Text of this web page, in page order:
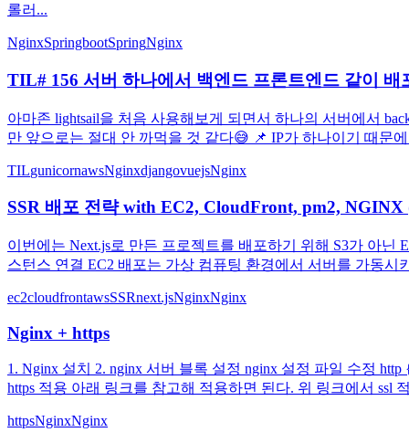
롤러...
NginxSpringbootSpringNginx
TIL# 156 서버 하나에서 백엔드 프론트엔드 같이 배
아마존 lightsail을 처음 사용해보게 되면서 하나의 서버에서
만 앞으로는 절대 안 까먹을 것 같다😅 📌 IP가 하나이기 때문
TILgunicornawsNginxdjangovuejsNginx
SSR 배포 전략 with EC2, CloudFront, pm2, NGINX
이번에는 Next.js로 만든 프로젝트를 배포하기 위해 S3가 아닌
스턴스 연결 EC2 배포는 가상 컴퓨팅 환경에서 서버를 가동
ec2cloudfrontawsSSRnext.jsNginxNginx
Nginx + https
1. Nginx 설치 2. nginx 서버 블록 설정 nginx 설정 파일 수정
https 적용 아래 링크를 참고해 적용하면 된다. 위 링크에서 ssl 적
httpsNginxNginx